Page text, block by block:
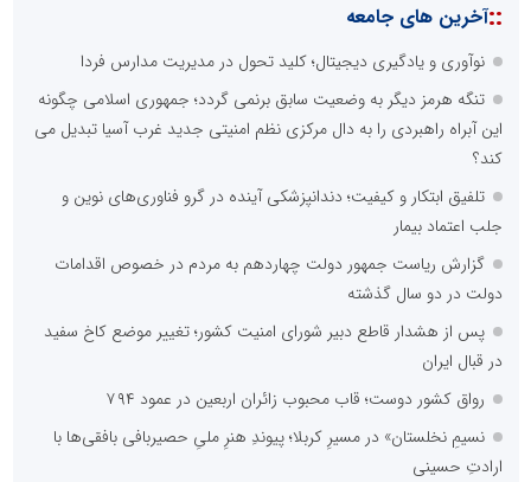
::آخرین های جامعه
نوآوری و یادگیری دیجیتال؛ کلید تحول در مدیریت مدارس فردا
تنگه هرمز دیگر به وضعیت سابق برنمی گردد؛ جمهوری اسلامی چگونه
این آبراه راهبردی را به دال مرکزی نظم امنیتی جدید غرب آسیا تبدیل می
کند؟
تلفیق ابتکار و کیفیت؛ دندانپزشکی آینده در گرو فناوری‌های نوین و
جلب اعتماد بیمار
گزارش ریاست جمهور دولت چهاردهم به مردم در خصوص اقدامات
دولت در دو سال گذشته
پس از هشدار قاطع دبیر شورای امنیت کشور؛ تغییر موضع کاخ سفید
در قبال ایران
رواق کشور دوست؛ قاب محبوب زائران اربعین در عمود ۷۹۴
نسیمِ نخلستان» در مسیرِ کربلا؛ پیوندِ هنرِ ملیِ حصیربافی بافقی‌ها با
ارادتِ حسینی